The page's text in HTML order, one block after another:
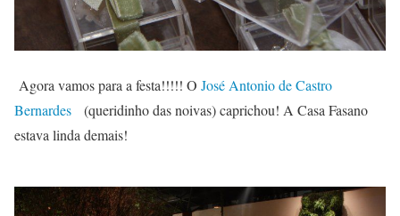
Agora vamos para a festa!!!!! O José Antonio de Castro
Bernardes (queridinho das noivas) caprichou! A Casa Fasano
estava linda demais!